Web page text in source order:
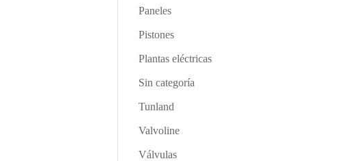
Paneles
Pistones
Plantas eléctricas
Sin categoría
Tunland
Valvoline
Válvulas